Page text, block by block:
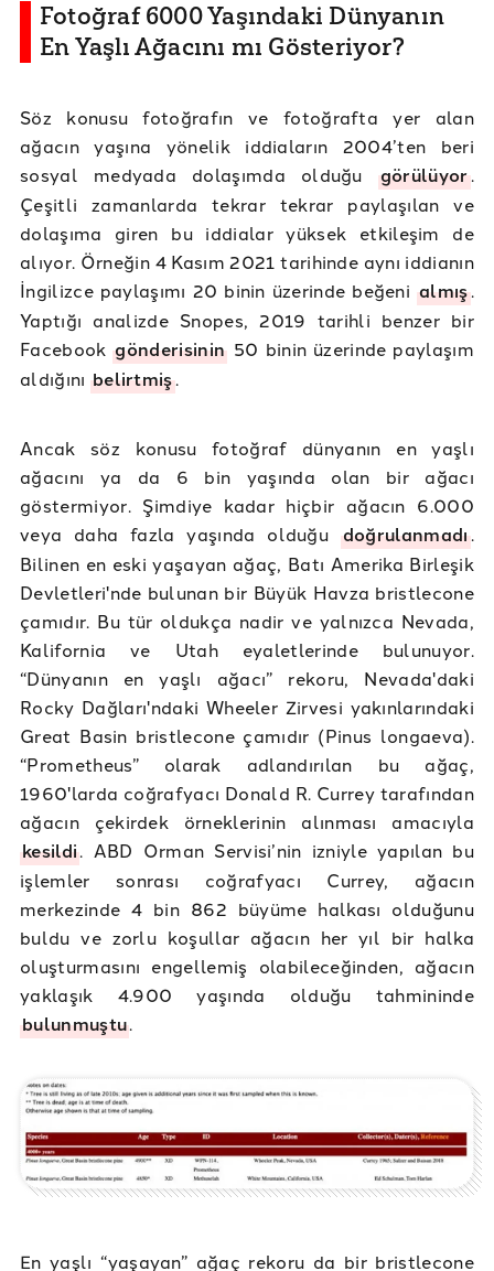
Fotoğraf 6000 Yaşındaki Dünyanın
En Yaşlı Ağacını mı Gösteriyor?
Söz konusu fotoğrafın ve fotoğrafta yer alan
ağacın yaşına yönelik iddiaların 2004’ten beri
sosyal medyada dolaşımda olduğu görülüyor.
Çeşitli zamanlarda tekrar tekrar paylaşılan ve
dolaşıma giren bu iddialar yüksek etkileşim de
alıyor. Örneğin 4 Kasım 2021 tarihinde aynı iddianın
İngilizce paylaşımı 20 binin üzerinde beğenialmış.
Yaptığı analizde Snopes, 2019 tarihli benzer bir
Facebookgönderisinin 50 binin üzerinde paylaşım
aldığını belirtmiş.
Ancak söz konusu fotoğraf dünyanın en yaşlı
ağacını ya da 6 bin yaşında olan bir ağacı
göstermiyor. Şimdiye kadar hiçbir ağacın 6.000
veya daha fazla yaşında olduğu doğrulanmadı.
Bilinen en eski yaşayan ağaç, Batı Amerika Birleşik
Devletleri'nde bulunan bir Büyük Havza bristlecone
çamıdır. Bu tür oldukça nadir ve yalnızca Nevada,
Kalifornia ve Utah eyaletlerinde bulunuyor.
“Dünyanın en yaşlı ağacı” rekoru, Nevada'daki
Rocky Dağları'ndaki Wheeler Zirvesi yakınlarındaki
Great Basin bristlecone çamıdır (Pinus longaeva).
“Prometheus” olarak adlandırılan bu ağaç,
1960'larda coğrafyacı Donald R. Currey tarafından
ağacın çekirdek örneklerinin alınması amacıyla
kesildi. ABD Orman Servisi’nin izniyle yapılan bu
işlemler sonrası coğrafyacı Currey, ağacın
merkezinde 4 bin 862 büyüme halkası olduğunu
buldu ve zorlu koşullar ağacın her yıl bir halka
oluşturmasını engellemiş olabileceğinden, ağacın
yaklaşık 4.900 yaşında olduğu tahmininde
bulunmuştu.
En yaşlı “yaşayan” ağaç rekoru da bir bristlecone